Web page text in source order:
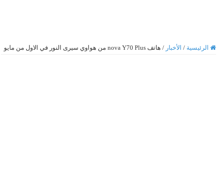
الرئيسية / الأخبار / هاتف nova Y70 Plus من هواوي سيرى النور في الاول من مايو